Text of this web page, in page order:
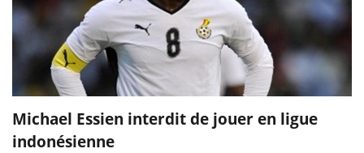
Michael Essien interdit de jouer en ligue
indonésienne